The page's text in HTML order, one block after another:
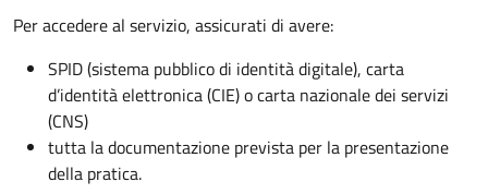
Per accedere al servizio, assicurati di avere:
SPID (sistema pubblico di identità digitale), carta
d’identità elettronica (CIE) o carta nazionale dei servizi
(CNS)
tutta la documentazione prevista per la presentazione
della pratica.